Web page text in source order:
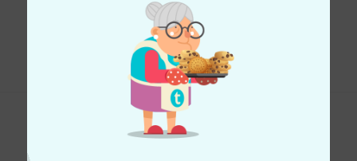
Líbí se Vám, co vidíte?
Nápověda a zpětná vazba